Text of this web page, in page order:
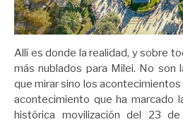
Allí es donde la realidad, y sobre
más nublados para Milei. No son
que mirar sino los
acontecimiento que ha marcado
histórica movilización del 23